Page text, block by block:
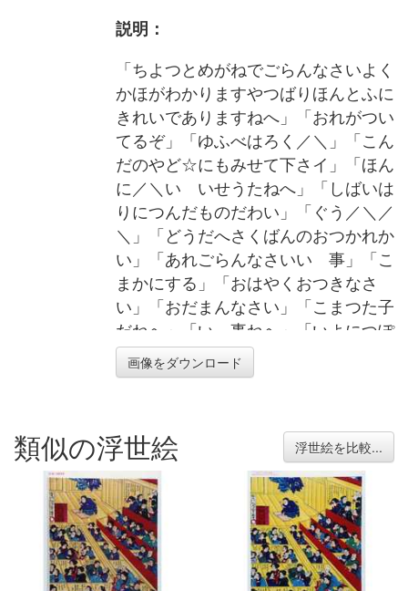
説明：
「ちよつとめがねでごらんなさいよく
かほがわかりますやつばりほんとふに
きれいでありますねへ」「おれがつい
てるぞ」「ゆふべはろく／＼」「こん
だのやど☆にもみせて下さイ」「ほん
に／＼いゝいせうたねへ」「しばいは
りにつんだものだわい」「ぐう／＼／
＼」「どうだへさくばんのおつかれか
い」「あれごらんなさいいゝ事」「こ
まかにする」「おはやくおつきなさ
い」「おだまんなさい」「こまつた子
だねへ」「いゝ事ねへ」「いよにつぽ
んいちぶたいしよつてたて／＼」「し
んとみにかぎります」「はやくこのつ
＼」「しぶいことはこの人にかぎりま
す」
画像をダウンロード
類似の浮世絵 浮世絵を比較...